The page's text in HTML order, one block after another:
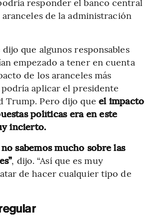
aranceles de la administración
que algunos responsables
empezado a tener en cuenta
de los aranceles más
aplicar el presidente
Trump. Pero dijo que el impacto
políticas era en este
incierto.
sabemos mucho sobre las
, dijo. “Así que es muy
de hacer cualquier tipo de